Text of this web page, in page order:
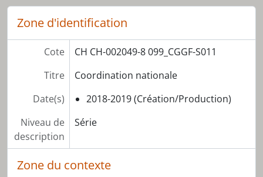
Zone d'identification
Cote
CH CH-002049-8 099_CGGF-S011
Titre
Coordination nationale
Date(s)
2018-2019 (Création/Production)
Niveau de
description
Série
Zone du contexte